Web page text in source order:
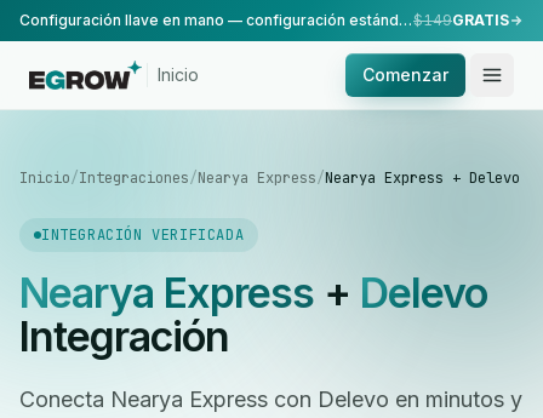
Configuración llave en mano — configuración estándar, realizada por nuestro equipo.$149GRATIS
Inicio Comenzar
Inicio/Integraciones/Nearya Express/Nearya Express + Delevo
INTEGRACIÓN VERIFICADA
Nearya Express+ Delevo
Integración
Conecta Nearya Express con Delevo en minutos y